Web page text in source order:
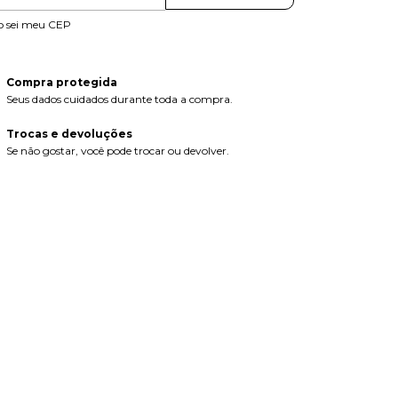
sei meu CEP
Compra protegida
Seus dados cuidados durante toda a compra.
Trocas e devoluções
Se não gostar, você pode trocar ou devolver.